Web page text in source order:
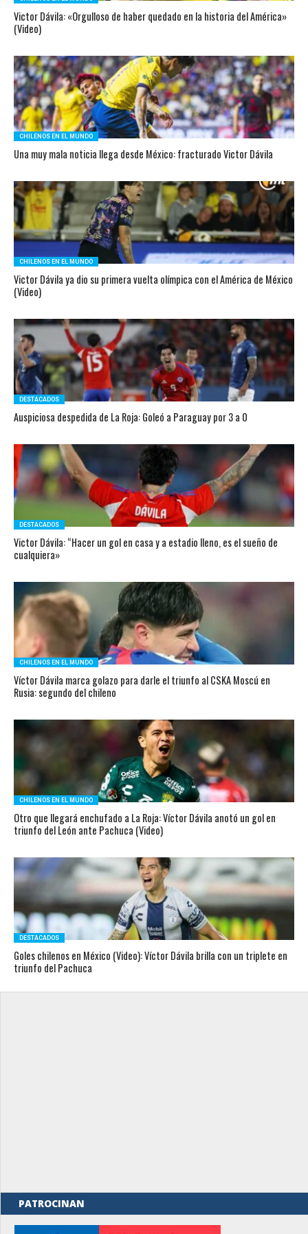
Victor Dávila: «Orgulloso de haber quedado en la historia del América»
(Video)
CHILENOS EN EL MUNDO
Una muy mala noticia llega desde México: fracturado Victor Dávila
CHILENOS EN EL MUNDO
Victor Dávila ya dio su primera vuelta olímpica con el América de México
(Video)
DESTACADOS
Auspiciosa despedida de La Roja: Goleó a Paraguay por 3 a 0
DESTACADOS
Victor Dávila: “Hacer un gol en casa y a estadio lleno, es el sueño de
cualquiera»
CHILENOS EN EL MUNDO
Víctor Dávila marca golazo para darle el triunfo al CSKA Moscú en
Rusia: segundo del chileno
CHILENOS EN EL MUNDO
Otro que llegará enchufado a La Roja: Víctor Dávila anotó un gol en
triunfo del León ante Pachuca (Video)
DESTACADOS
Goles chilenos en México (Video): Víctor Dávila brilla con un triplete en
triunfo del Pachuca
PATROCINAN